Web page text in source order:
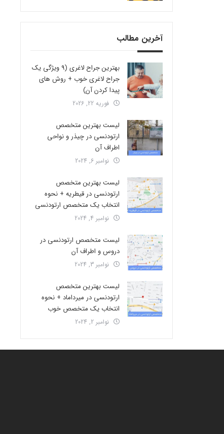
آخرین مطالب
بهترین جراح لاغری (9 ویژگی یک
جراح لاغری خوب + روش های
پیدا کردن آن)
فوریه 22, 2026
لیست بهترین متخصص
ارتودنسی در چیذر و نواحی
اطراف آن
نوامبر 6, 2024
لیست بهترین متخصص
ارتودنسی در قیطریه + نحوه
انتخاب یک متخصص ارتودنسی
نوامبر 4, 2024
لیست متخصص ارتودنسی در
دروس و اطراف آن
نوامبر 3, 2024
لیست بهترین متخصص
ارتودنسی در میرداماد + نحوه
انتخاب یک متخصص خوب
نوامبر 2, 2024